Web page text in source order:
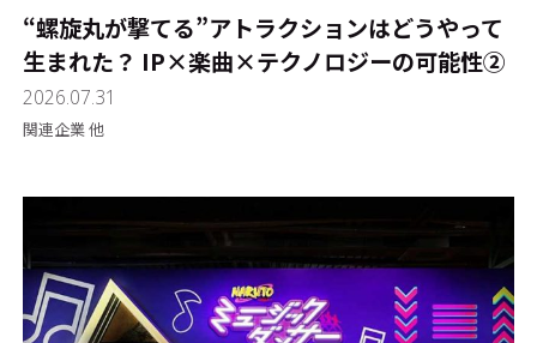
“螺旋丸が撃てる”アトラクションはどうやって
生まれた？ IP×楽曲×テクノロジーの可能性②
2026.07.31
関連企業 他